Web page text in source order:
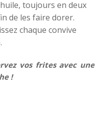
toujours en deux
de les faire dorer.
chaque convive
vos frites avec une
!